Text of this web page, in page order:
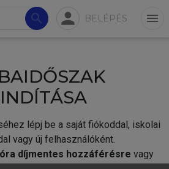
search person BELÉPÉS menu
lépj be a saját fiókoddal, iskolai
vagy új felhasználóként.
díjmentes hozzáférésre vagy